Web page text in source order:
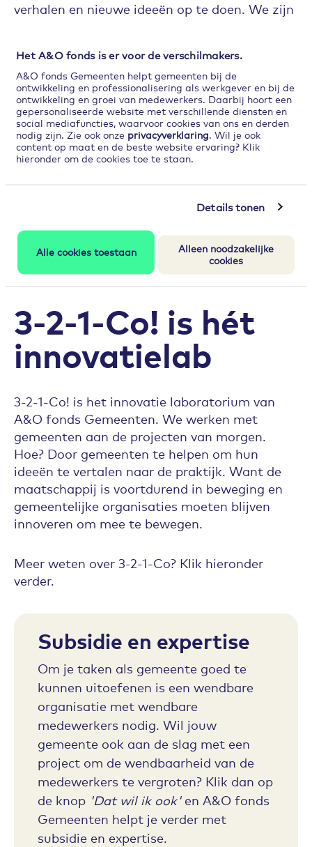
Het A&O fonds is er voor de verschilmakers.
A&O fonds Gemeenten helpt gemeenten bij de
ontwikkeling en professionalisering als werkgever en bij de
ontwikkeling en groei van medewerkers. Daarbij hoort een
gepersonaliseerde website met verschillende diensten en
social mediafuncties, waarvoor cookies van ons en derden
nodig zijn. Zie ook onze privacyverklaring . Wil je ook
content op maat en de beste website ervaring? Klik
hieronder om de cookies toe te staan.
Details tonen
Alle cookies toestaan
Alleen noodzakelijke
cookies
verhalen en nieuwe ideeën op te doen. We zijn
duur nog wel meer van gaan uitrollen. Je moet
je alleen wel goed realiseren dat je die dagen
in een soort bubbel zit met alleen maar
enthousiaste mensen. Logisch dat je daardoor
zelf ook enthousiast en geïnspireerd raakt.
Dat enthousiasme overdragen binnen je
organisatie is echter een tweede, wat lastigere
niet uit de weg moet gaan. Want dat is
bij de gemeente: je krijgt heel veel ruimte en
vrijheid voor jouw ideeën. Maak daar dan ook
gebruik van!”
3-2-1-Co! is hét
innovatielab
3-2-1-Co! is het innovatie laboratorium van
A&O fonds Gemeenten. We werken met
gemeenten aan de projecten van morgen.
Hoe? Door gemeenten te helpen om hun
ideeën te vertalen naar de praktijk. Want de
maatschappij is voortdurend in beweging en
gemeentelijke organisaties moeten blijven
innoveren om mee te bewegen.
Meer weten over 3-2-1-Co? Klik hieronder
verder.
Subsidie en expertise
Om je taken als gemeente goed te
kunnen uitoefenen is een wendbare
organisatie met wendbare
medewerkers nodig. Wil jouw
gemeente ook aan de slag met een
project om de wendbaarheid van de
medewerkers te vergroten? Klik dan op
de knop 'Dat wil ik ook'en A&O fonds
Gemeenten helpt je verder met
subsidie en expertise.